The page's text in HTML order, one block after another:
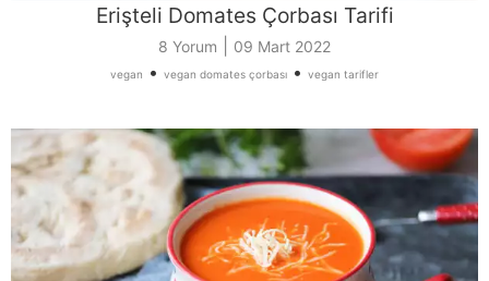
Erişteli Domates Çorbası Tarifi
8 Yorum 09 Mart 2022
vegan • vegan domates çorbası • vegan tarifler